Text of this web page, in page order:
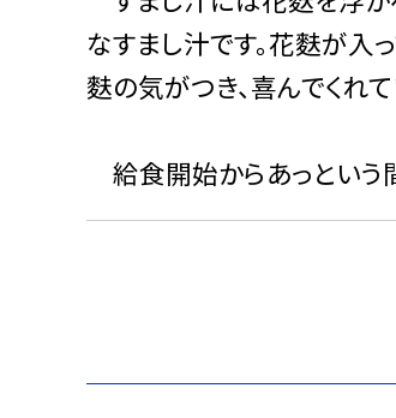
なすまし汁です。花麩が入
麩の気がつき、喜んでくれ
給食開始からあっという